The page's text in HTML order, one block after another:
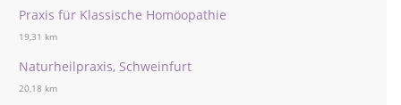
Praxis für Klassische Homöopathie
19,31 km
Naturheilpraxis, Schweinfurt
20,18 km